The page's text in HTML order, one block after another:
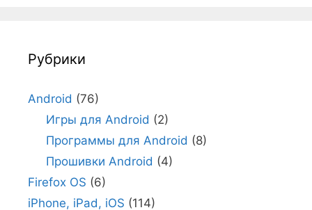
Рубрики
Android (76)
Игры для Android (2)
Программы для Android (8)
Прошивки Android (4)
Firefox OS (6)
iPhone, iPad, iOS (114)